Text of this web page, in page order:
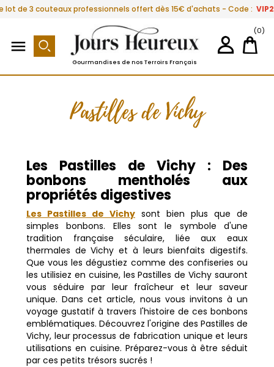
lot de 3 couteaux professionnels offert dès 15€ d'achats - Code :

Gourmandises de nos Terroirs Français
(0)
Pastilles de Vichy
Les Pastilles de Vichy : Des
bonbons mentholés aux
propriétés digestives
Les Pastilles de Vichy sont bien plus que de
simples bonbons. Elles sont le symbole d'une
tradition française séculaire, liée aux eaux
thermales de Vichy et à leurs bienfaits digestifs.
Que vous les dégustiez comme des confiseries ou
les utilisiez en cuisine, les Pastilles de Vichy sauront
vous séduire par leur fraîcheur et leur saveur
unique. Dans cet article, nous vous invitons à un
voyage gustatif à travers l'histoire de ces bonbons
emblématiques. Découvrez l'origine des Pastilles de
Vichy, leur processus de fabrication unique et leurs
utilisations en cuisine. Préparez-vous à être séduit
par ces petits trésors sucrés !